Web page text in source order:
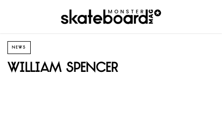
NEWS
William Spencer